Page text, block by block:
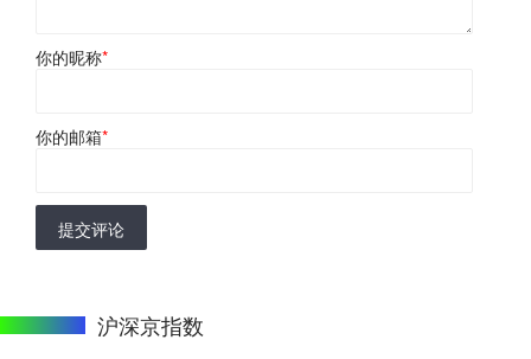
你的昵称*
你的邮箱*
提交评论
沪深京指数